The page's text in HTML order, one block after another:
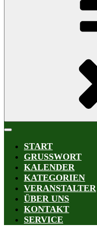
START
GRUSSWORT
KALENDER
KATEGORIEN
VERANSTALTER
ÜBER UNS
KONTAKT
SERVICE